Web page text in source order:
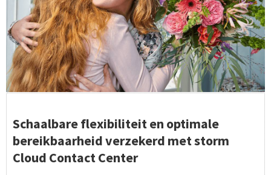
Schaalbare flexibiliteit en optimale
bereikbaarheid verzekerd met storm
Cloud Contact Center